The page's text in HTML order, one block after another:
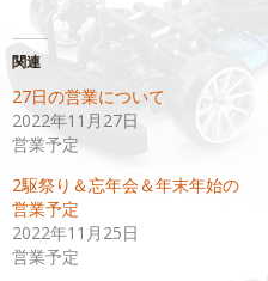
ク
し
有
(新
し
い
ウ
ン
ド
ウ
で
開
き
ま
有
る
リ
ッ
ク
だ
さ
(新
し
関連
27日の営業について
2022年11月27日
営業予定
2駆祭り＆忘年会＆年末年始の
営業予定
2022年11月25日
営業予定